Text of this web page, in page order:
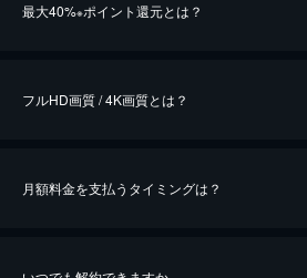
最大40%※ポイント還元とは？
※40％ポイント還元の対象は、クレジットカード決済に
iOSアプリのUコイン決済による作品の購入 / レンタ
フルHD画質 / 4K画質とは？
月額料金を支払うタイミングは？